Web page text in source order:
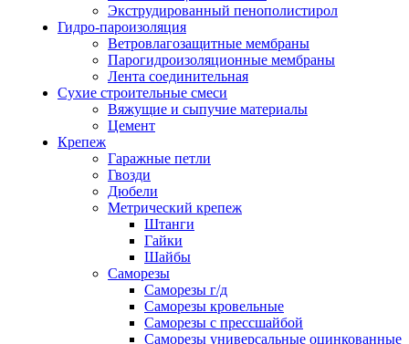
Экструдированный пенополистирол
Гидро-пароизоляция
Ветровлагозащитные мембраны
Парогидроизоляционные мембраны
Лента соединительная
Сухие строительные смеси
Вяжущие и сыпучие материалы
Цемент
Крепеж
Гаражные петли
Гвозди
Дюбели
Метрический крепеж
Штанги
Гайки
Шайбы
Саморезы
Саморезы г/д
Саморезы кровельные
Саморезы с прессшайбой
Саморезы универсальные оцинкованные